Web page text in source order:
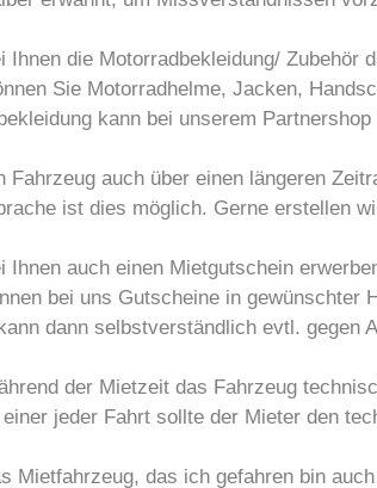
Ihnen die Motorradbekleidung/ Zubehör
Sie Motorradhelme, Jacken,
kann bei unserem
Fahrzeug auch über einen längeren
ist dies möglich. Gerne erstellen
Ihnen auch einen Mietgutschein
bei uns Gutscheine in gewünschter
dann selbstverständlich evtl. gegen
der Mietzeit das Fahrzeug
jeder Fahrt sollte der Mieter den
Mietfahrzeug, das ich gefahren bin